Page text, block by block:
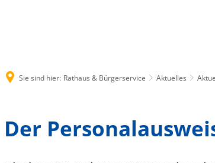
Sie sind hier: Rathaus & Bürgerservice Aktuelles
Der